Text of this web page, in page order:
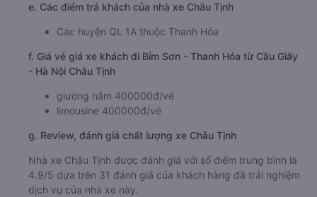
e. Các điểm trả khách của nhà xe Châu Tịnh
Các huyện QL 1A thuộc Thanh Hóa
f. Giá vé giá xe khách đi Bỉm Sơn - Thanh Hóa từ Cầu Giấy
- Hà Nội Châu Tịnh
giường nằm 400000đ/vé
limousine 400000đ/vé
g. Review, đánh giá chất lượng xe Châu Tịnh
Nhà xe Châu Tịnh được đánh giá với số điểm trung bình là
4.9/5 dựa trên 31 đánh giá của khách hàng đã trải nghiệm
dịch vụ của nhà xe này.